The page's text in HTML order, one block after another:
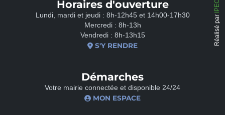
Horaires d'ouverture
Lundi, mardi et jeudi : 8h-12h45 et 14h00-17h30
Mercredi : 8h-13h
Vendredi : 8h-13h15
S'Y RENDRE
Démarches
Votre mairie connectée et disponible 24/24
MON ESPACE
Réalisé par